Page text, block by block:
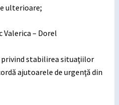
ulterioare;
– Dorel
stabilirea situaţiilor
ajutoarele de urgenţă din